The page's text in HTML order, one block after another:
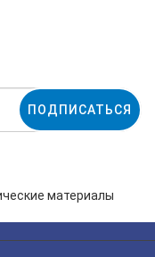
ПОДПИСАТЬСЯ